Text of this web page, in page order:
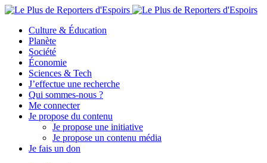
Culture & Éducation
Planète
Société
Économie
Sciences & Tech
J’effectue une recherche
Qui sommes-nous ?
Me connecter
Je propose du contenu
Je propose une initiative
Je propose un contenu média
Je fais un don